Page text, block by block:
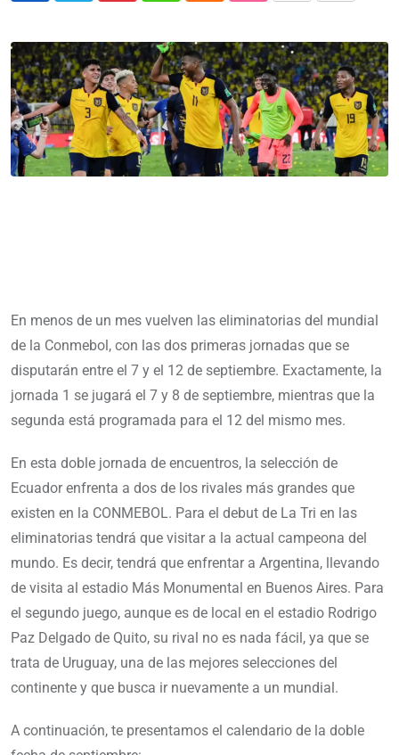
En menos de un mes vuelven las eliminatorias del mundial
de la Conmebol, con las dos primeras jornadas que se
disputarán entre el 7 y el 12 de septiembre. Exactamente, la
jornada 1 se jugará el 7 y 8 de septiembre, mientras que la
segunda está programada para el 12 del mismo mes.
En esta doble jornada de encuentros, la selección de
Ecuador enfrenta a dos de los rivales más grandes que
existen en la CONMEBOL. Para el debut de La Tri en las
eliminatorias tendrá que visitar a la actual campeona del
mundo. Es decir, tendrá que enfrentar a Argentina, llevando
de visita al estadio Más Monumental en Buenos Aires. Para
el segundo juego, aunque es de local en el estadio Rodrigo
Paz Delgado de Quito, su rival no es nada fácil, ya que se
trata de Uruguay, una de las mejores selecciones del
continente y que busca ir nuevamente a un mundial.
A continuación, te presentamos el calendario de la doble